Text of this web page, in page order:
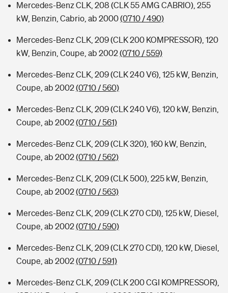
Mercedes-Benz CLK, 208 (CLK 55 AMG CABRIO), 255
kW, Benzin, Cabrio, ab 2000(0710 / 490)
Mercedes-Benz CLK, 209 (CLK 200 KOMPRESSOR), 120
kW, Benzin, Coupe, ab 2002(0710 / 559)
Mercedes-Benz CLK, 209 (CLK 240 V6), 125 kW, Benzin,
Coupe, ab 2002(0710 / 560)
Mercedes-Benz CLK, 209 (CLK 240 V6), 120 kW, Benzin,
Coupe, ab 2002(0710 / 561)
Mercedes-Benz CLK, 209 (CLK 320), 160 kW, Benzin,
Coupe, ab 2002(0710 / 562)
Mercedes-Benz CLK, 209 (CLK 500), 225 kW, Benzin,
Coupe, ab 2002(0710 / 563)
Mercedes-Benz CLK, 209 (CLK 270 CDI), 125 kW, Diesel,
Coupe, ab 2002(0710 / 590)
Mercedes-Benz CLK, 209 (CLK 270 CDI), 120 kW, Diesel,
Coupe, ab 2002(0710 / 591)
Mercedes-Benz CLK, 209 (CLK 200 CGI KOMPRESSOR),